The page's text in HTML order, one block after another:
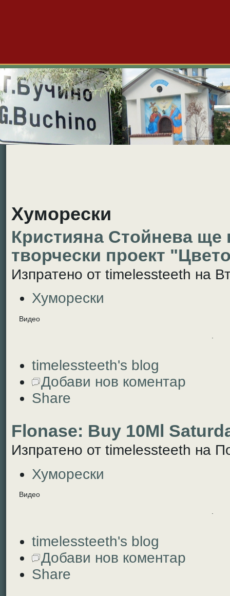
Хуморески
Кристияна Стойнева ще
творчески проект
Изпратено от timelessteeth на
Хуморески
Видео
timelessteeth's blog
Добави нов коментар
Share
Flonase: Buy 10Ml
Изпратено от timelessteeth на
Хуморески
Видео
timelessteeth's blog
Добави нов коментар
Share